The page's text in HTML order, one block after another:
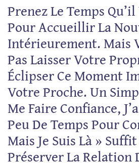
Prenez Le Temps
Pour Accueillir La
Intérieurement. Mais
Pas Laisser Votre
Éclipser Ce Moment
Votre Proche. Un
Me Faire Confiance,
Peu De Temps Pour
Mais Je Suis Là »
Préserver La Relation